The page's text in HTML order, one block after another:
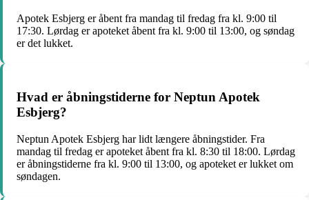
Apotek Esbjerg er åbent fra mandag til fredag fra kl. 9:00 til
17:30. Lørdag er apoteket åbent fra kl. 9:00 til 13:00, og søndag
er det lukket.
Hvad er åbningstiderne for Neptun Apotek
Esbjerg?
Neptun Apotek Esbjerg har lidt længere åbningstider. Fra
mandag til fredag er apoteket åbent fra kl. 8:30 til 18:00. Lørdag
er åbningstiderne fra kl. 9:00 til 13:00, og apoteket er lukket om
søndagen.